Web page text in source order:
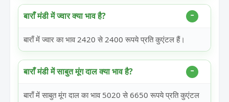
बाराँ मंडी में ज्वार क्या भाव है?
बाराँ में ज्वार का भाव 2420 से 2400 रूपये प्रति कुएंटल हैं।
बाराँ मंडी में साबुत मूंग दाल क्या भाव है?
बाराँ में साबुत मूंग दाल का भाव 5020 से 6650 रूपये प्रति कुएंटल